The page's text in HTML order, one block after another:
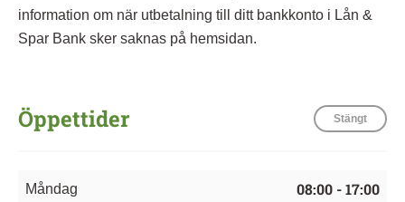
information om när utbetalning till ditt bankkonto i Lån &
Spar Bank sker saknas på hemsidan.
Öppettider Stängt
Måndag 08:00 - 17:00